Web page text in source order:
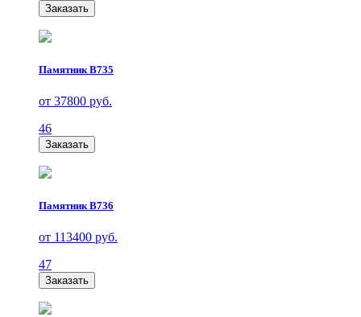
Заказать
Памятник В735
от 37800 руб.
46
Заказать
Памятник В736
от 113400 руб.
47
Заказать